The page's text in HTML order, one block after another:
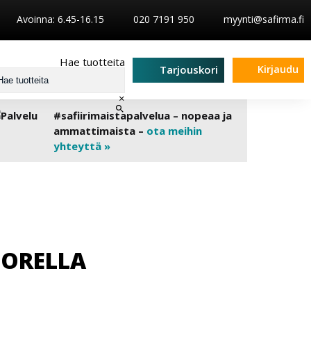
Avoinna: 6.45-16.15 020 7191 950 myynti@safirma.fi
Hae tuotteita
×
Tarjouskori Kirjaudu
#safiirimaistapalvelua – nopeaa ja
ammattimaista – ota meihin
yhteyttä »